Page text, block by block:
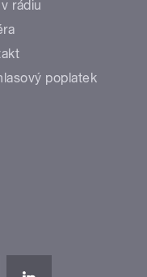
rádiu
poplatek